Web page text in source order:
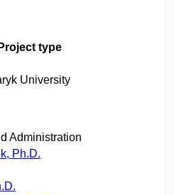
type
University
Administration
Ph.D.